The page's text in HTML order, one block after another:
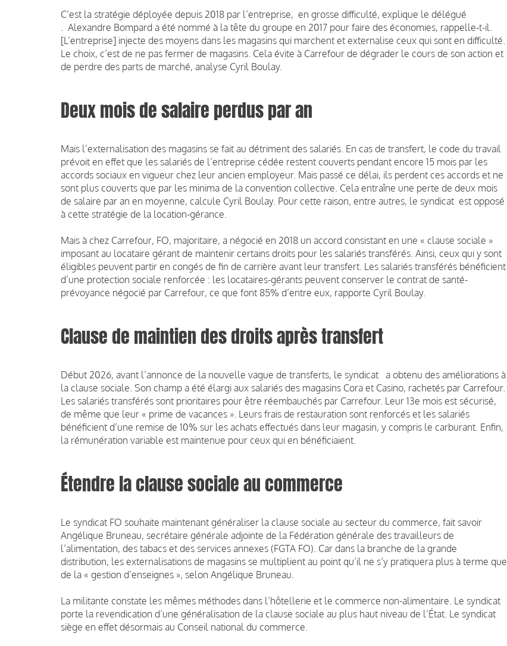
C’est la stratégie déployée depuis 2018 par l’entreprise, en grosse difficulté, explique le délégué
. Alexandre Bompard a été nommé à la tête du groupe en 2017 pour faire des économies, rappelle-t-il.
[L’entreprise] injecte des moyens dans les magasins qui marchent et externalise ceux qui sont en difficulté.
Le choix, c’est de ne pas fermer de magasins. Cela évite à Carrefour de dégrader le cours de son action et
de perdre des parts de marché, analyse Cyril Boulay.
Deux mois de salaire perdus par an
Mais l’externalisation des magasins se fait au détriment des salariés. En cas de transfert, le code du travail
prévoit en effet que les salariés de l’entreprise cédée restent couverts pendant encore 15 mois par les
accords sociaux en vigueur chez leur ancien employeur. Mais passé ce délai, ils perdent ces accords et ne
sont plus couverts que par les minima de la convention collective. Cela entraîne une perte de deux mois
de salaire par an en moyenne, calcule Cyril Boulay. Pour cette raison, entre autres, le syndicat est opposé
à cette stratégie de la location-gérance.
Mais à chez Carrefour, FO, majoritaire, a négocié en 2018 un accord consistant en une « clause sociale »
imposant au locataire gérant de maintenir certains droits pour les salariés transférés. Ainsi, ceux qui y sont
éligibles peuvent partir en congés de fin de carrière avant leur transfert. Les salariés transférés bénéficient
d’une protection sociale renforcée : les locataires-gérants peuvent conserver le contrat de santé-
prévoyance négocié par Carrefour, ce que font 85% d’entre eux, rapporte Cyril Boulay.
Clause de maintien des droits après transfert
Début 2026, avant l’annonce de la nouvelle vague de transferts, le syndicat a obtenu des améliorations à
la clause sociale. Son champ a été élargi aux salariés des magasins Cora et Casino, rachetés par Carrefour.
Les salariés transférés sont prioritaires pour être réembauchés par Carrefour. Leur 13e mois est sécurisé,
de même que leur « prime de vacances ». Leurs frais de restauration sont renforcés et les salariés
bénéficient d’une remise de 10% sur les achats effectués dans leur magasin, y compris le carburant. Enfin,
la rémunération variable est maintenue pour ceux qui en bénéficiaient.
Étendre la clause sociale au commerce
Le syndicat FO souhaite maintenant généraliser la clause sociale au secteur du commerce, fait savoir
Angélique Bruneau, secrétaire générale adjointe de la Fédération générale des travailleurs de
l’alimentation, des tabacs et des services annexes (FGTA FO). Car dans la branche de la grande
distribution, les externalisations de magasins se multiplient au point qu’il ne s’y pratiquera plus à terme que
de la « gestion d’enseignes », selon Angélique Bruneau.
La militante constate les mêmes méthodes dans l’hôtellerie et le commerce non-alimentaire. Le syndicat
porte la revendication d’une généralisation de la clause sociale au plus haut niveau de l’État. Le syndicat
siège en effet désormais au Conseil national du commerce.